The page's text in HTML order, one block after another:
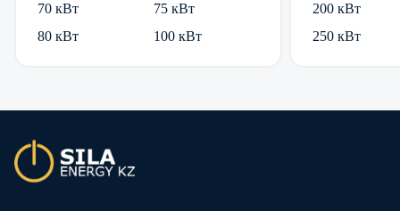
70 кВт
75 кВт
80 кВт
100 кВт
200 кВт
250 кВт